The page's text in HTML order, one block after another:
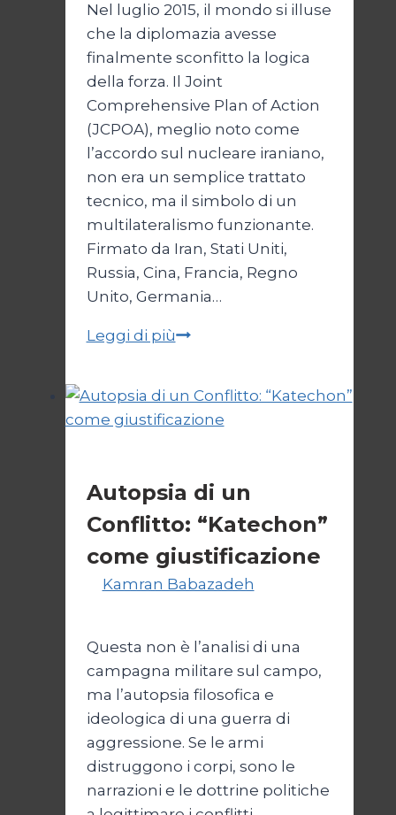
Nel luglio 2015, il mondo si illuse
che la diplomazia avesse
finalmente sconfitto la logica
della forza. Il Joint
Comprehensive Plan of Action
(JCPOA), meglio noto come
l’accordo sul nucleare iraniano,
non era un semplice trattato
tecnico, ma il simbolo di un
multilateralismo funzionante.
Firmato da Iran, Stati Uniti,
Russia, Cina, Francia, Regno
Unito, Germania…
Leggi di piùJCPOA,
del
Diritto
Autopsia di un
Conflitto: “Katechon”
come giustificazione
Kamran Babazadeh
Questa non è l’analisi di una
campagna militare sul campo,
ma l’autopsia filosofica e
ideologica di una guerra di
aggressione. Se le armi
distruggono i corpi, sono le
narrazioni e le dottrine politiche